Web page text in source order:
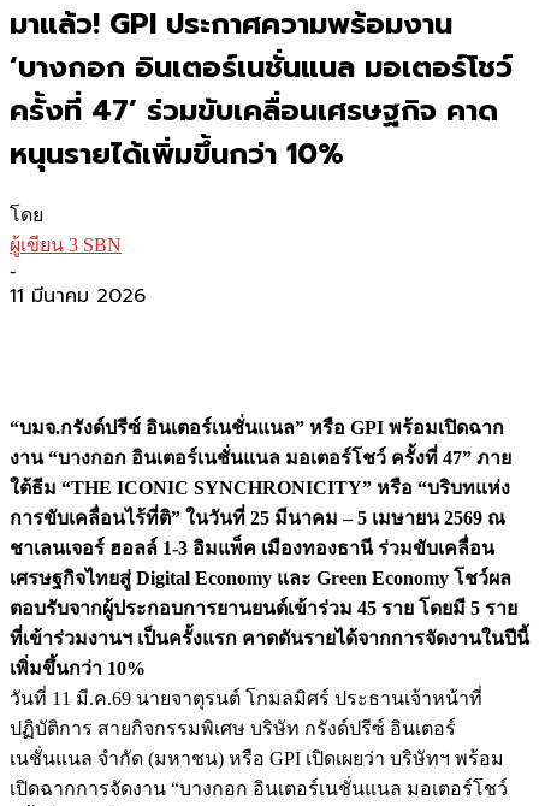
มาแล้ว! GPI ประกาศความพร้อมงาน
‘บางกอก อินเตอร์เนชั่นแนล มอเตอร์โชว์
ครั้งที่ 47’ ร่วมขับเคลื่อนเศรษฐกิจ คาด
หนุนรายได้เพิ่มขึ้นกว่า 10%
โดย
ผู้เขียน 3 SBN
-
11 มีนาคม 2026
“บมจ.กรังด์ปรีซ์ อินเตอร์เนชั่นแนล” หรือ GPI พร้อมเปิดฉาก
งาน “บางกอก อินเตอร์เนชั่นแนล มอเตอร์โชว์ ครั้งที่ 47” ภาย
ใต้ธีม “THE ICONIC SYNCHRONICITY” หรือ “บริบทแห่ง
การขับเคลื่อนไร้ที่ติ” ในวันที่ 25 มีนาคม – 5 เมษายน 2569 ณ
ชาเลนเจอร์ ฮอลล์ 1-3 อิมแพ็ค เมืองทองธานี ร่วมขับเคลื่อน
เศรษฐกิจไทยสู่ Digital Economy และ Green Economy โชว์ผล
ตอบรับจากผู้ประกอบการยานยนต์เข้าร่วม 45 ราย โดยมี 5 ราย
ที่เข้าร่วมงานฯ เป็นครั้งแรก คาดดันรายได้จากการจัดงานในปีนี้
เพิ่มขึ้นกว่า 10%
วันที่ 11 มี.ค.69 นายจาตุรนต์ โกมลมิศร์ ประธานเจ้าหน้าที่
ปฏิบัติการ สายกิจกรรมพิเศษ บริษัท กรังด์ปรีซ์ อินเตอร์
เนชั่นแนล จำกัด (มหาชน) หรือ GPI เปิดเผยว่า บริษัทฯ พร้อม
เปิดฉากการจัดงาน “บางกอก อินเตอร์เนชั่นแนล มอเตอร์โชว์